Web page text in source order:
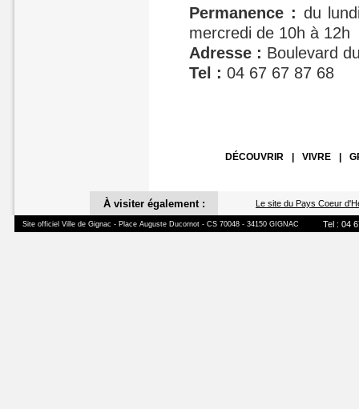
Permanence : du
mercredi de 10h à 12h
Adresse : Boulevard
Tel : 04 67 67 87 68
DÉCOUVRIR VIVRE
Le site du Pays Coeur
À visiter également :
Site officiel Ville de Gignac - Place Auguste Ducornot - CS 70048 - 34150 GIGNAC Tel : 04